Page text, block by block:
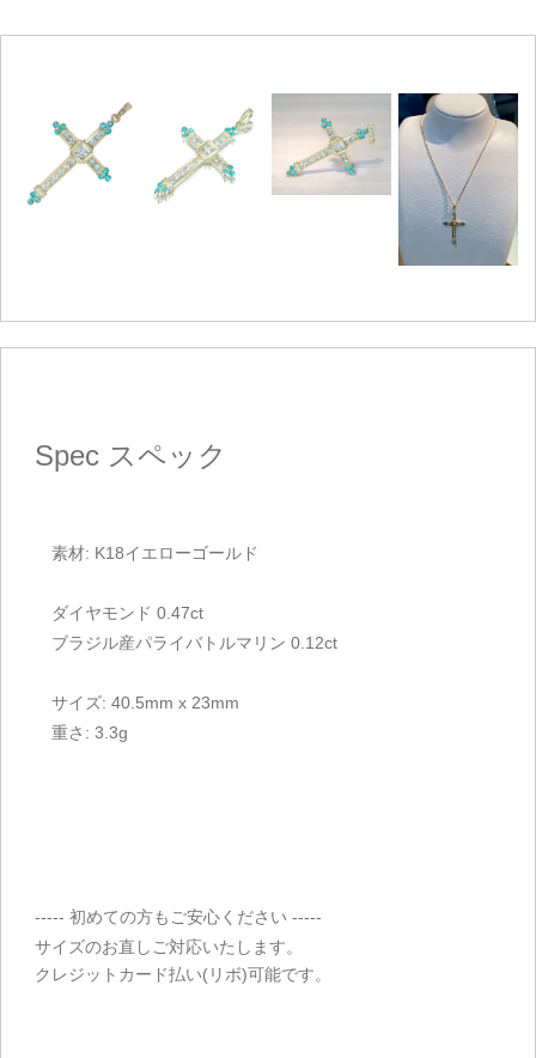
Spec スペック
素材: K18イエローゴールド
ダイヤモンド 0.47ct
ブラジル産パライバトルマリン 0.12ct
サイズ: 40.5mm x 23mm
重さ: 3.3g
----- 初めての方もご安心ください -----
サイズのお直しご対応いたします。
クレジットカード払い(リボ)可能です。